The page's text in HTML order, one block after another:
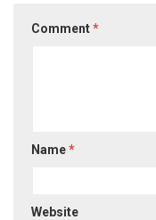
Comment*
Name*
Website